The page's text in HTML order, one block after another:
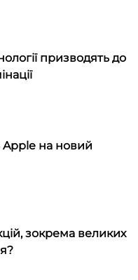
призводять до
Apple на новий
зокрема великих